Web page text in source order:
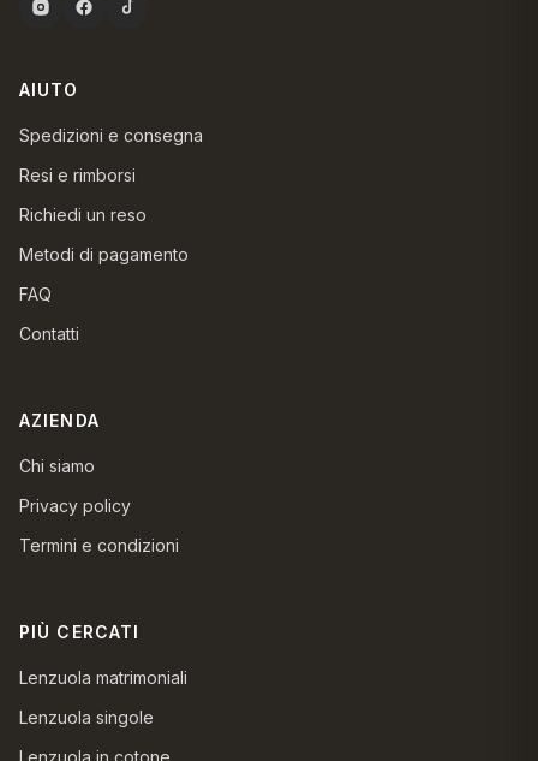
AIUTO
Spedizioni e consegna
Resi e rimborsi
Richiedi un reso
Metodi di pagamento
FAQ
Contatti
AZIENDA
Chi siamo
Privacy policy
Termini e condizioni
PIÙ CERCATI
Lenzuola matrimoniali
Lenzuola singole
Lenzuola in cotone